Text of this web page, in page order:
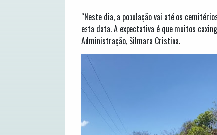
“Neste dia, a população vai até os
esta data. A expectativa é que muitos
Administração, Silmara Cristina.